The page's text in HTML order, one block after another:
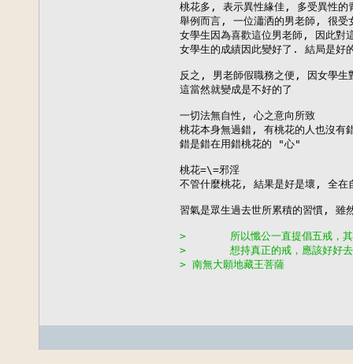
桃花多, 表示異性緣佳, 多受異性的
舉例而言, 一位瀟洒的男老師, 很受
女學生因為喜歡這位男老師, 因此對
女學生的成績因此變好了. 結局是好
反之, 男老師假職務之便, 因女學生
這當然就變成是不好的了
一切法無自性, 心之意向所致
桃花本身無過錯, 有桃花的人也沒有
錯是錯在用錯桃花的 "心"
桃花=\=邪淫
不管什麼桃花, 結果是好是壞, 全在
習氣是眾生過去世所累積的習慣, 雖
>       所以懺公一直提倡五戒，其
>       想持真正的戒，應該好好去
> 南無大願地藏王菩薩